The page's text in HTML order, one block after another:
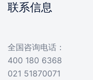
联系信息
全国咨询电话：
400 180 6368
021 51870071